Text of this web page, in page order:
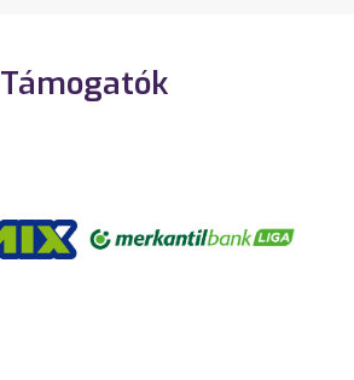
Támogatók